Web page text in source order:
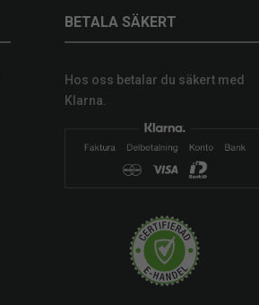
BETALA SÄKERT
Hos oss betalar du säkert med
Klarna.